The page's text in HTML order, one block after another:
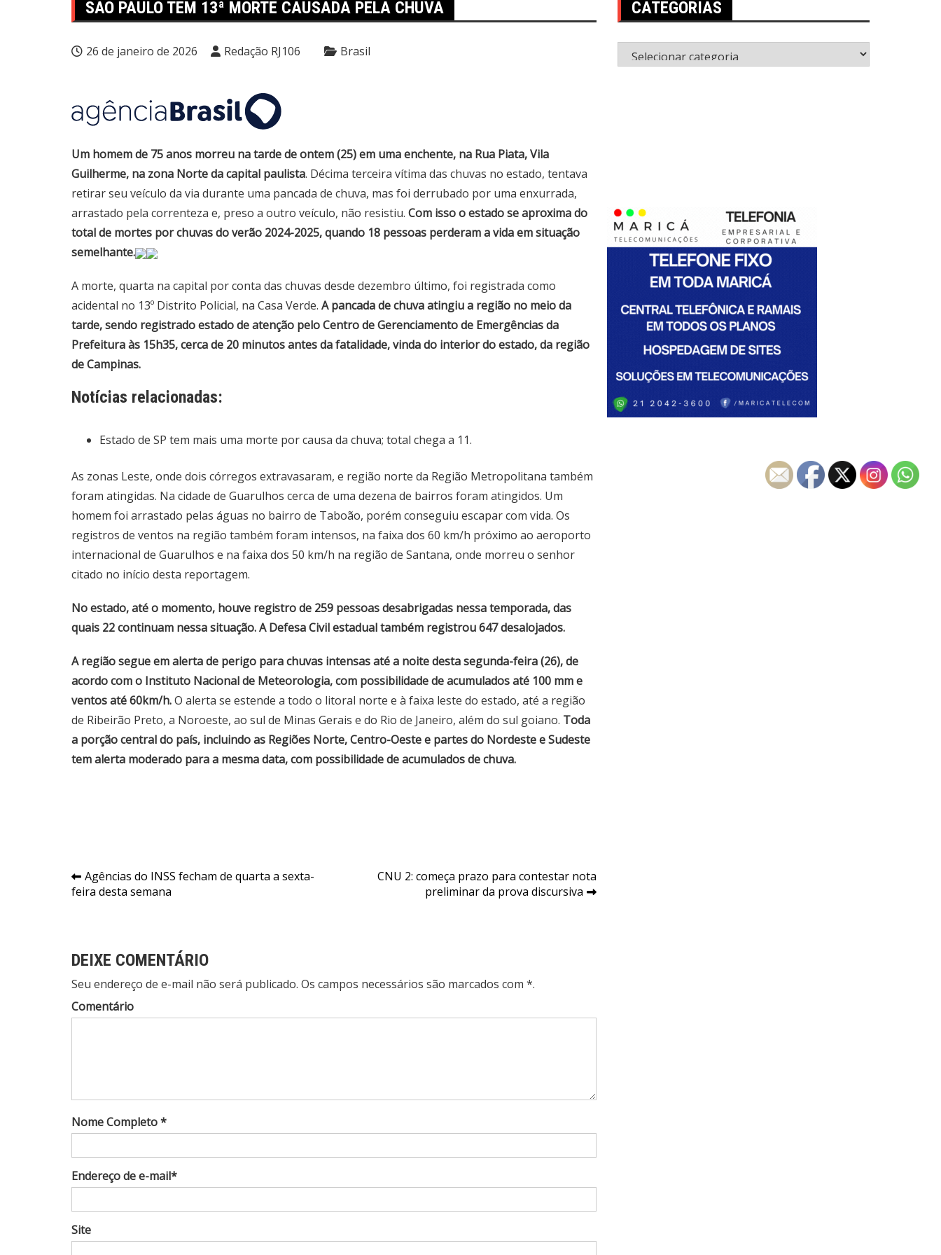
SÃO PAULO TEM 13ª MORTE CAUSADA PELA CHUVA
26 de janeiro de 2026 Redação RJ106 Brasil
Um homem de 75 anos morreu na tarde de ontem (25) em uma enchente, na Rua Piata, Vila
Guilherme, na zona Norte da capital paulista. Décima terceira vítima das chuvas no estado, tentava
retirar seu veículo da via durante uma pancada de chuva, mas foi derrubado por uma enxurrada,
arrastado pela correnteza e, preso a outro veículo, não resistiu. Com isso o estado se aproxima do
total de mortes por chuvas do verão 2024-2025, quando 18 pessoas perderam a vida em situação
semelhante.
A morte, quarta na capital por conta das chuvas desde dezembro último, foi registrada como
acidental no 13º Distrito Policial, na Casa Verde. A pancada de chuva atingiu a região no meio da
tarde, sendo registrado estado de atenção pelo Centro de Gerenciamento de Emergências da
Prefeitura às 15h35, cerca de 20 minutos antes da fatalidade, vinda do interior do estado, da região
de Campinas.
Notícias relacionadas:
Estado de SP tem mais uma morte por causa da chuva; total chega a 11.
As zonas Leste, onde dois córregos extravasaram, e região norte da Região Metropolitana também
foram atingidas. Na cidade de Guarulhos cerca de uma dezena de bairros foram atingidos. Um
homem foi arrastado pelas águas no bairro de Taboão, porém conseguiu escapar com vida. Os
registros de ventos na região também foram intensos, na faixa dos 60 km/h próximo ao aeroporto
internacional de Guarulhos e na faixa dos 50 km/h na região de Santana, onde morreu o senhor
citado no início desta reportagem.
No estado, até o momento, houve registro de 259 pessoas desabrigadas nessa temporada, das
quais 22 continuam nessa situação. A Defesa Civil estadual também registrou 647 desalojados.
A região segue em alerta de perigo para chuvas intensas até a noite desta segunda-feira (26), de
acordo com o Instituto Nacional de Meteorologia, com possibilidade de acumulados até 100 mm e
ventos até 60km/h.O alerta se estende a todo o litoral norte e à faixa leste do estado, até a região
de Ribeirão Preto, a Noroeste, ao sul de Minas Gerais e do Rio de Janeiro, além do sul goiano. Toda
a porção central do país, incluindo as Regiões Norte, Centro-Oeste e partes do Nordeste e Sudeste
tem alerta moderado para a mesma data, com possibilidade de acumulados de chuva.
Navegação
de
Agências do INSS fecham de quarta a sexta-
feira desta semana
CNU 2: começa prazo para contestar nota
preliminar da prova discursiva
DEIXE COMENTÁRIO
Seu endereço de e-mail não será publicado. Os campos necessários são marcados com *.
Comentário
Nome Completo *
Endereço de e-mail*
Site
CATEGORIAS
Categorias